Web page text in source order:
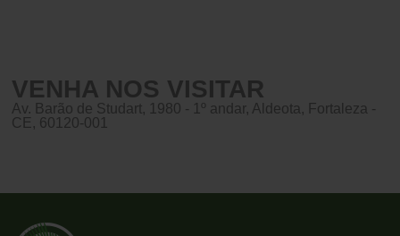
VENHA NOS VISITAR
Av. Barão de Studart, 1980 - 1º andar, Aldeota, Fortaleza -
CE, 60120-001